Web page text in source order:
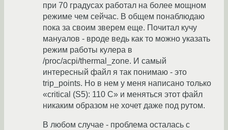
при 70 градусах работал на более мощном
режиме чем сейчас. В общем понаблюдаю
пока за своим зверем еще. Почитал кучу
мануалов - вроде ведь как то можно указать
режим работы кулера в
/proc/acpi/thermal_zone. И самый
интересный файл я так понимаю - это
trip_points. Но в нем у меня написано только
«critical (S5): 110 C» и меняться этот файл
никаким образом не хочет даже под рутом.
В любом случае - проблема осталась с